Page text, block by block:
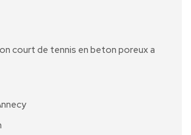
court de tennis en beton poreux a